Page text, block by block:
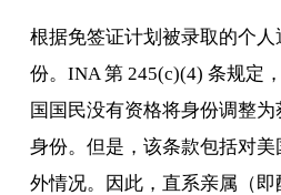
根据免签证计划被录取的个
份。INA 第 245(c)(4) 条规定
国国民没有资格将身份调整
身份。但是，该条款包括对美
外情况。因此，直系亲属（